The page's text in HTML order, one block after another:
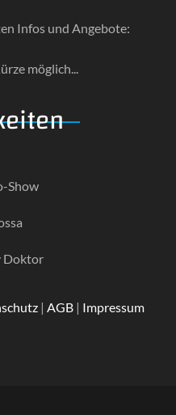
Infos und Angebote:
möglich...
Show
Doktor
| AGB| Impressum